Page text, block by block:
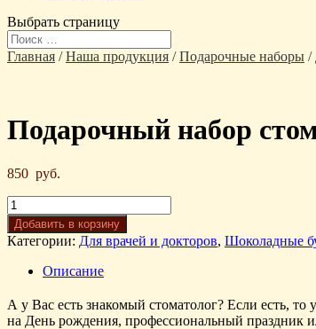
Выбрать страницу
Главная /Наша продукция /Подарочные наборы /
Подарочный набор
850 руб.
Добавить в корзину
Категории: Для врачей и докторов, Шоколадные
Описание
А у Вас есть знакомый стоматолог? Если есть,
на День рождения, профессиональный праздник